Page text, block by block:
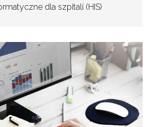
dla szpitali (HIS)